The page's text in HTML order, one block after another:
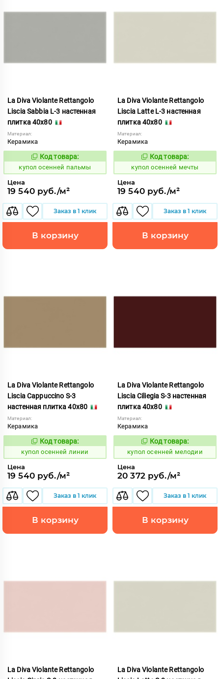
La Diva Violante Rettangolo
Liscia Sabbia L-3 настенная
плитка 40x80
Материал:
Керамика
852192
Код товара:
купол осенней пальмы
Цена
19 540 руб./м²
Заказ в 1 клик
В корзину
La Diva Violante Rettangolo
Liscia Latte L-3 настенная
плитка 40x80
Материал:
Керамика
852176
Код товара:
купол осенней мечты
Цена
19 540 руб./м²
Заказ в 1 клик
В корзину
La Diva Violante Rettangolo
Liscia Cappuccino S-3
настенная плитка 40x80
Материал:
Керамика
852169
Код товара:
купол осенней линии
Цена
19 540 руб./м²
Заказ в 1 клик
В корзину
La Diva Violante Rettangolo
Liscia Ciliegia S-3 настенная
плитка 40x80
Материал:
Керамика
852173
Код товара:
купол осенней мелодии
Цена
20 372 руб./м²
Заказ в 1 клик
В корзину
La Diva Violante Rettangolo
La Diva Violante Rettangolo